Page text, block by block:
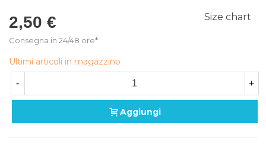
2,50 €
Consegna in 24/48 ore*
Size chart
Ultimi articoli in magazzino
- +
Aggiungi